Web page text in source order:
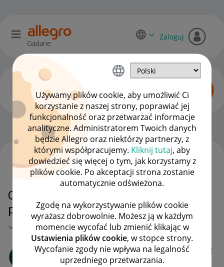
Używamy plików cookie, aby umożliwić Ci
korzystanie z naszej strony, poprawiać jej
funkcjonalność oraz przetwarzać informacje
analityczne. Administratorem Twoich danych
będzie Allegro oraz niektórzy partnerzy, z
którymi współpracujemy. Kliknij tutaj, aby
dowiedzieć się więcej o tym, jak korzystamy z
plików cookie. Po akceptacji strona zostanie
automatycznie odświeżona.
Zgodę na wykorzystywanie plików cookie
wyrażasz dobrowolnie. Możesz ją w każdym
momencie wycofać lub zmienić klikając w
Ustawienia plików cookie, w stopce strony.
Wycofanie zgody nie wpływa na legalność
uprzedniego przetwarzania.
Gadane
Zaloguj
Dyskusje kupujących OPCJE
Co mam zrobić gdy nie ma
pieniędzy ze zrotu towaru?
MAMY ROZWIĄZANIE!
krzysztofkucz1
#7 Wielbiciel
WSZYSTKIE TEMATY